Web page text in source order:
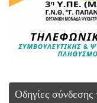
Οδηγίες